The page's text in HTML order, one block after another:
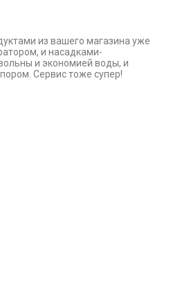
из вашего магазина уже
и насадками-
и экономией воды, и
Сервис тоже супер!